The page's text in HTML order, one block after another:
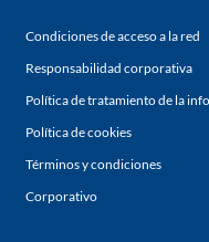
Condiciones de acceso a la red
Responsabilidad corporativa
Política de tratamiento de la
Política de cookies
Términos y condiciones
Corporativo